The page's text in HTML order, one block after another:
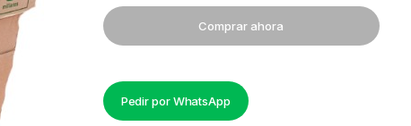
PAPEL
BOND
KEROCOPY
75
GR
Comprar ahora
Pedir por WhatsApp